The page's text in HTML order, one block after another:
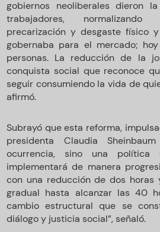
gobiernos neoliberales dieron
trabajadores, normalizando
precarización y desgaste físico
gobernaba para el mercado;
personas. La reducción de la
conquista social que reconoce
seguir consumiendo la vida de
afirmó.
Subrayó que esta reforma,
presidenta Claudia
ocurrencia, sino una política
implementará de manera
con una reducción de dos horas
gradual hasta alcanzar las 40
cambio estructural que se
diálogo y justicia social”, señaló.